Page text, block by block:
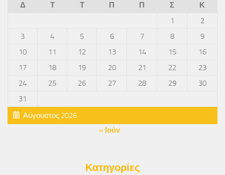
Αύγουστος 2026
Δ Τ Τ Π Π Σ
Κ
1
2
3
4 5 6 7 8
9
10
11 12 13 14 15
16
17
18 19 20 21 22
23
24
25 26 27 28 29
30
31
« Ιούν
Κατηγορίες